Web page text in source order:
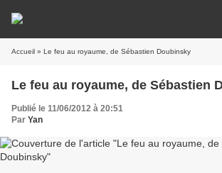
Accueil » Le feu au royaume, de Sébastien Doubinsky
Le feu au royaume, de Sébastien
Publié le 11/06/2012 à 20:51
Par Yan